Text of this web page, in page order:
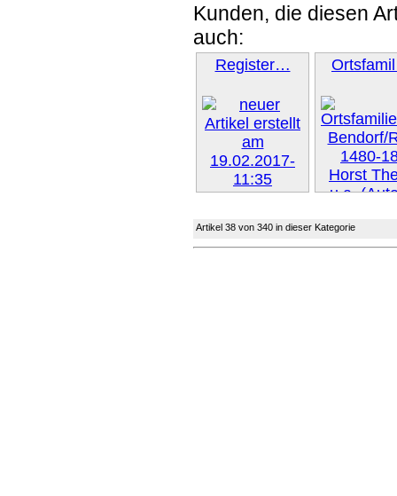
Kunden, die diesen
auch:
Register…
Artikel 38 von 340 in dieser Kategorie